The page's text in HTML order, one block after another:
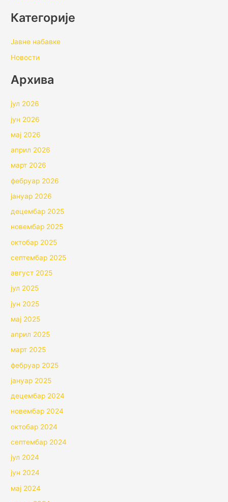
Категорије
Јавне набавке
Новости
Архивa
јул 2026
јун 2026
мај 2026
април 2026
март 2026
фебруар 2026
јануар 2026
децембар 2025
новембар 2025
октобар 2025
септембар 2025
август 2025
јул 2025
јун 2025
мај 2025
април 2025
март 2025
фебруар 2025
јануар 2025
децембар 2024
новембар 2024
октобар 2024
септембар 2024
јул 2024
јун 2024
мај 2024